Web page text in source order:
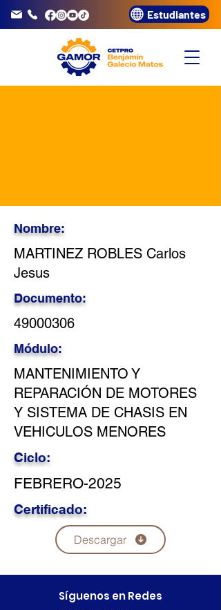
3320072 Estudiantes
Nombre:
MARTINEZ ROBLES Carlos
Jesus
Documento:
49000306
Módulo:
MANTENIMIENTO Y
REPARACIÓN DE MOTORES
Y SISTEMA DE CHASIS EN
VEHICULOS MENORES
Ciclo:
FEBRERO-2025
Certificado:
Descargar
Síguenos en Redes